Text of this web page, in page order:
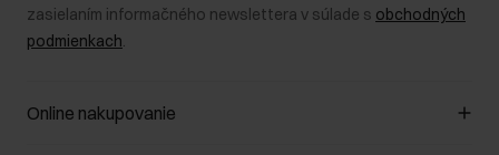
zasielaním informačného newslettera v súlade s obchodných
podmienkach.
Online nakupovanie